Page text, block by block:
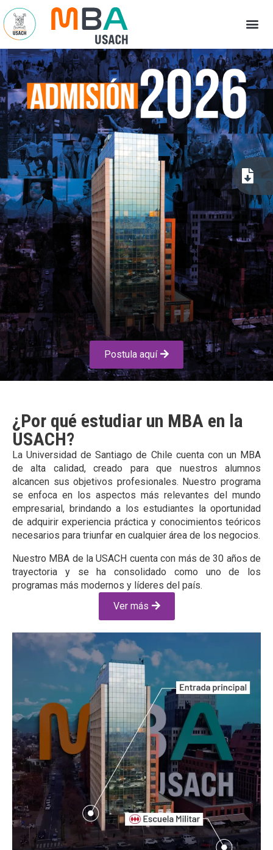
Postula aquí
¿Por qué estudiar un MBA en la
USACH?
La Universidad de Santiago de Chile cuenta con un MBA
de alta calidad, creado para que nuestros alumnos
alcancen sus objetivos profesionales. Nuestro programa
se enfoca en los aspectos más relevantes del mundo
empresarial, brindando a los estudiantes la oportunidad
de adquirir experiencia práctica y conocimientos teóricos
necesarios para triunfar en cualquier área de los negocios.
Nuestro MBA de la USACH cuenta con más de 30 años de
trayectoria y se ha consolidado como uno de los
programas más modernos y líderes del país.
Ver más